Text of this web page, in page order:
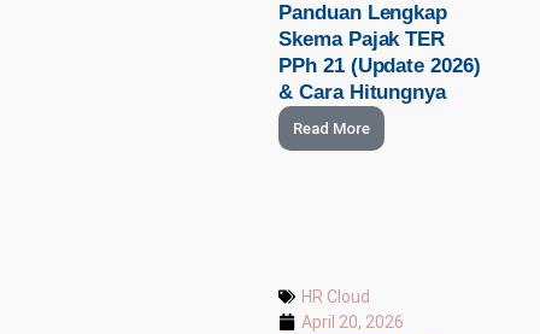
Panduan Lengkap
Skema Pajak TER
PPh 21 (Update 2026)
& Cara Hitungnya
Read More
HR Cloud
April 20, 2026